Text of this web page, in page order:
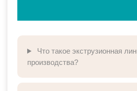
Что такое экструзионная
производства?